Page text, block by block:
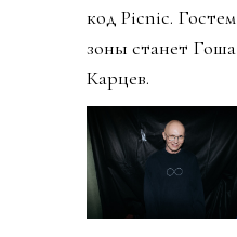
код Picnic. Гостем
зоны станет Гоша
Карцев.